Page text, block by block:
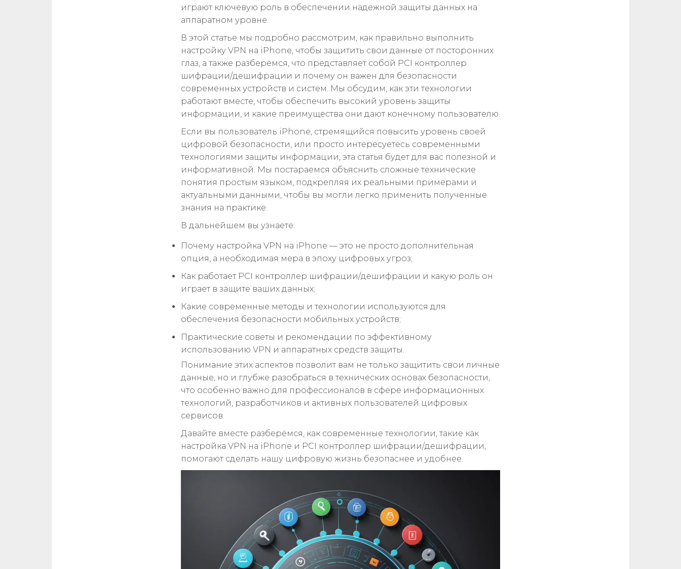
играют ключевую роль в обеспечении надежной защиты данных на
аппаратном уровне.
В этой статье мы подробно рассмотрим, как правильно выполнить
настройку VPN на iPhone, чтобы защитить свои данные от посторонних
глаз, а также разберёмся, что представляет собой PCI контроллер
шифрации/дешифрации и почему он важен для безопасности
современных устройств и систем. Мы обсудим, как эти технологии
работают вместе, чтобы обеспечить высокий уровень защиты
информации, и какие преимущества они дают конечному пользователю.
Если вы пользователь iPhone, стремящийся повысить уровень своей
цифровой безопасности, или просто интересуетесь современными
технологиями защиты информации, эта статья будет для вас полезной и
информативной. Мы постараемся объяснить сложные технические
понятия простым языком, подкрепляя их реальными примерами и
актуальными данными, чтобы вы могли легко применить полученные
знания на практике.
В дальнейшем вы узнаете:
Почему настройка VPN на iPhone — это не просто дополнительная
опция, а необходимая мера в эпоху цифровых угроз;
Как работает PCI контроллер шифрации/дешифрации и какую роль он
играет в защите ваших данных;
Какие современные методы и технологии используются для
обеспечения безопасности мобильных устройств;
Практические советы и рекомендации по эффективному
использованию VPN и аппаратных средств защиты.
Понимание этих аспектов позволит вам не только защитить свои личные
данные, но и глубже разобраться в технических основах безопасности,
что особенно важно для профессионалов в сфере информационных
технологий, разработчиков и активных пользователей цифровых
сервисов.
Давайте вместе разберёмся, как современные технологии, такие как
настройка VPN на iPhone и PCI контроллер шифрации/дешифрации,
помогают сделать нашу цифровую жизнь безопаснее и удобнее.